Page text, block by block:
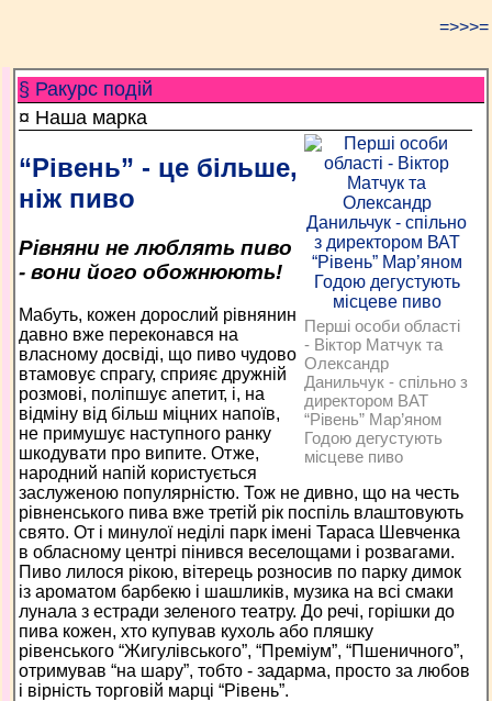
=>>>=
§ Ракурс подій
¤ Наша марка
Перші особи області
- Віктор Матчук та
Олександр
Данильчук - спільно з
директором ВАТ
“Рівень” Мар’яном
Годою дегустують
місцеве пиво
“Рівень” - це більше,
ніж пиво
Рівняни не люблять пиво
- вони його обожнюють!
Мабуть, кожен дорослий рівнянин
давно вже переконався на
власному досвіді, що пиво чудово
втамовує спрагу, сприяє дружній
розмові, поліпшує апетит, і, на
відміну від більш міцних напоїв,
не примушує наступного ранку
шкодувати про випите. Отже,
народний напій користується
заслуженою популярністю. Тож не дивно, що на честь
рівненського пива вже третій рік поспіль влаштовують
свято. От і минулої неділі парк імені Тараса Шевченка
в обласному центрі пінився веселощами і розвагами.
Пиво лилося рікою, вітерець розносив по парку димок
із ароматом барбекю і шашликів, музика на всі смаки
лунала з естради зеленого театру. До речі, горішки до
пива кожен, хто купував кухоль або пляшку
рівенського “Жигулівського”, “Преміум”, “Пшеничного”,
отримував “на шару”, тобто - задарма, просто за любов
і вірність торговій марці “Рівень”.